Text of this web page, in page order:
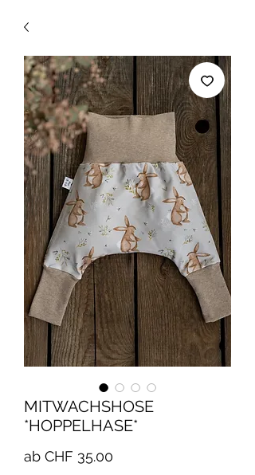
MITWACHSHOSE
*HOPPELHASE*
ab CHF 35.00